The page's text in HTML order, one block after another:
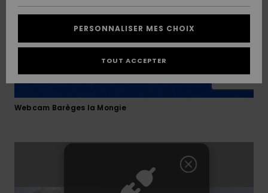
Découvrir
Découvrir
tailles
pour
obtenir la
à votre
conversation
QUIKSILVER
Webcam Barèges la Mongie
PERSONNALISER MES CHOIX
TOUT ACCEPTER